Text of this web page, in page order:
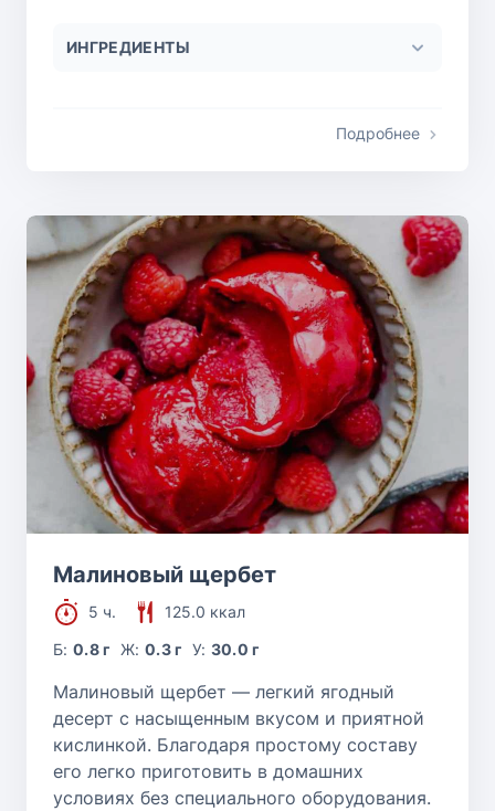
ИНГРЕДИЕНТЫ
Подробнее
Малиновый щербет
5 ч.
125.0 ккал
Б:0.8 г Ж: 0.3 г У: 30.0 г
Малиновый щербет — легкий ягодный
десерт с насыщенным вкусом и приятной
кислинкой. Благодаря простому составу
его легко приготовить в домашних
условиях без специального оборудования.